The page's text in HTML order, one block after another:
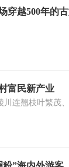
穿越500年的
富民新产业
连翘枝叶繁茂